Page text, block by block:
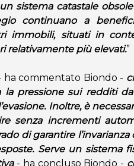
sistema catastale
continuano a
immobili, situati in
relativamente più elevati.”
commentato Biondo -
la pressione sui redditi
Inoltre, è
senza incrementi
di garantire
Serve un sistema
- ha concluso Biondo -